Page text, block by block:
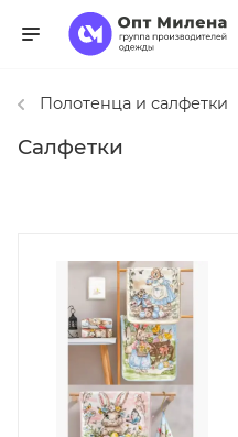
Полотенца и салфетки
Салфетки